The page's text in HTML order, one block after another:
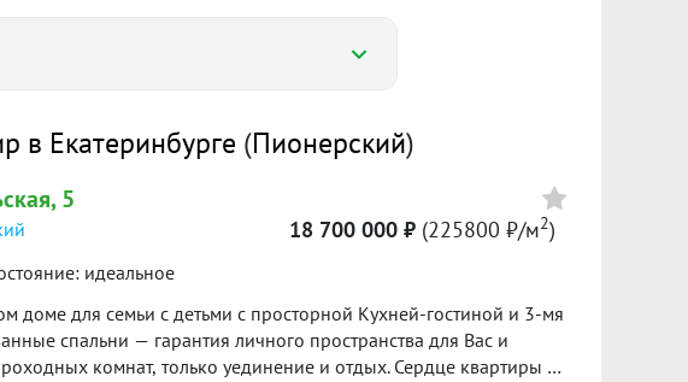
%
%
уточняйте в банке.
713
2024 II пол. 2025 I пол. 2026
в Екатеринбурге (Пионерский)
5
идеальное
18 700 000 ₽ (225800 ₽/м2)
доме для семьи с детьми с просторной Кухней-гостиной и 3-мя
комнат, только уединение и отдых. Сердце квартиры —